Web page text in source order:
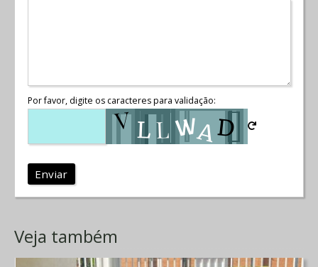
Por favor, digite os caracteres para validação:
Enviar
Veja também